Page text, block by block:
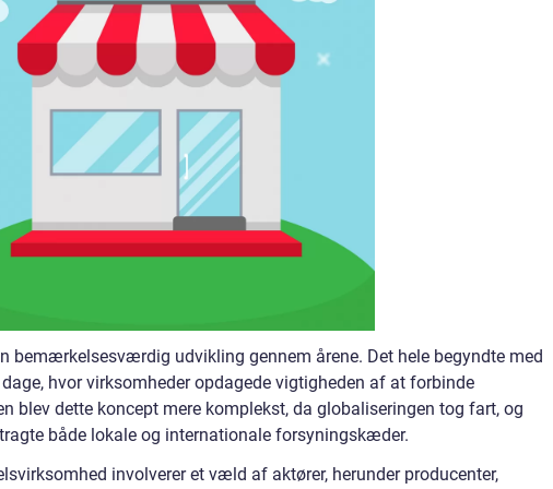
bemærkelsesværdig udvikling gennem årene. Det hele begyndte med
hvor virksomheder opdagede vigtigheden af at forbinde
blev dette koncept mere komplekst, da globaliseringen tog fart, og
både lokale og internationale forsyningskæder.
involverer et væld af aktører, herunder producenter,